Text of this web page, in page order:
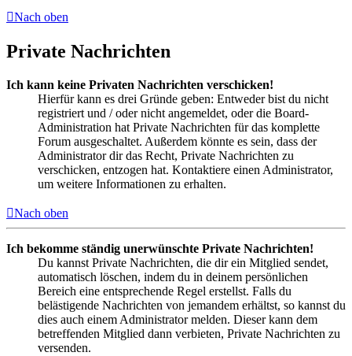
Nach oben
Private Nachrichten
Ich kann keine Privaten Nachrichten verschicken!
Hierfür kann es drei Gründe geben: Entweder bist du nicht
registriert und / oder nicht angemeldet, oder die Board-
Administration hat Private Nachrichten für das komplette
Forum ausgeschaltet. Außerdem könnte es sein, dass der
Administrator dir das Recht, Private Nachrichten zu
verschicken, entzogen hat. Kontaktiere einen Administrator,
um weitere Informationen zu erhalten.
Nach oben
Ich bekomme ständig unerwünschte Private Nachrichten!
Du kannst Private Nachrichten, die dir ein Mitglied sendet,
automatisch löschen, indem du in deinem persönlichen
Bereich eine entsprechende Regel erstellst. Falls du
belästigende Nachrichten von jemandem erhältst, so kannst du
dies auch einem Administrator melden. Dieser kann dem
betreffenden Mitglied dann verbieten, Private Nachrichten zu
versenden.